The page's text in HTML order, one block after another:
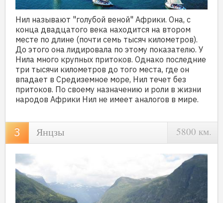
Нил называют "голубой веной" Африки. Она, с
конца двадцатого века находится на втором
месте по длине (почти семь тысяч километров).
До этого она лидировала по этому показателю. У
Нила много крупных притоков. Однако последние
три тысячи километров до того места, где он
впадает в Средиземное море, Нил течет без
притоков. По своему назначению и роли в жизни
народов Африки Нил не имеет аналогов в мире.
Янцзы 5800 км.